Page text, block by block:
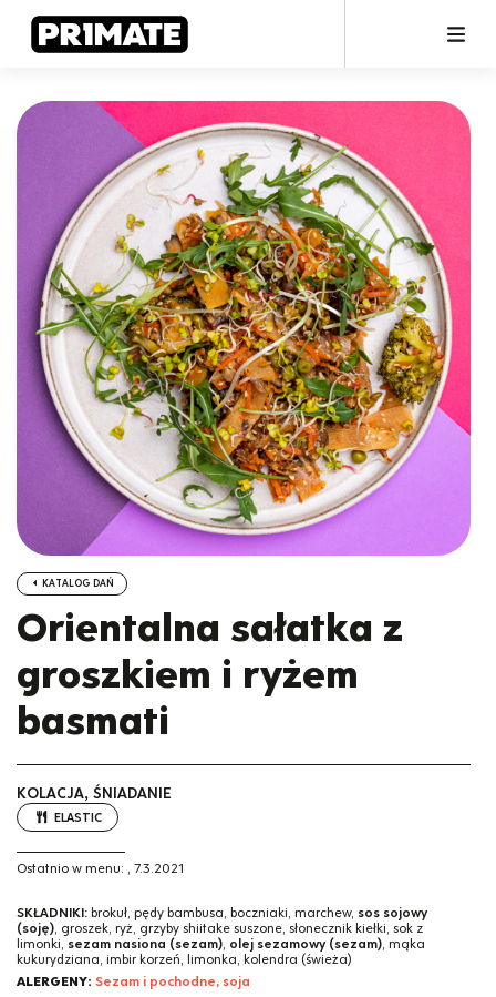
KATALOG DAŃ
Orientalna sałatka z
groszkiem i ryżem
basmati
KOLACJA, ŚNIADANIE
ELASTIC
Ostatnio w menu: , 7.3.2021
SKŁADNIKI: brokuł, pędy bambusa, boczniaki, marchew, sos sojowy
(soję), groszek, ryż, grzyby shiitake suszone, słonecznik kiełki, sok z
limonki, sezam nasiona (sezam), olej sezamowy (sezam), mąka
kukurydziana, imbir korzeń, limonka, kolendra (świeża)
ALERGENY: Sezam i pochodne, soja